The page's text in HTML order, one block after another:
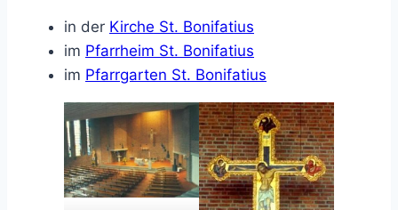
in der Kirche St. Bonifatius
im Pfarrheim St. Bonifatius
im Pfarrgarten St. Bonifatius